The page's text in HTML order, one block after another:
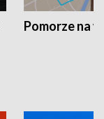
Pomorze na